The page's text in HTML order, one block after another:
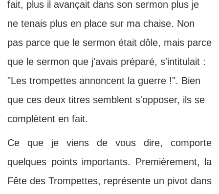
fait, plus il avançait dans son sermon plus je
ne tenais plus en place sur ma chaise. Non
pas parce que le sermon était dôle, mais parce
que le sermon que j'avais préparé, s'intitulait :
"Les trompettes annoncent la guerre !". Bien
que ces deux titres semblent s'opposer, ils se
complètent en fait.
Ce que je viens de vous dire, comporte
quelques points importants. Premièrement, la
Fête des Trompettes, représente un pivot dans